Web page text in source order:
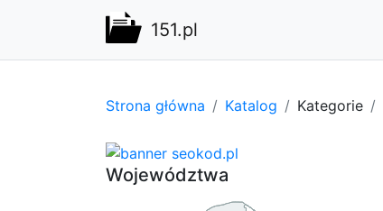
151.pl
Strona główna Katalog Kategorie
Województwa